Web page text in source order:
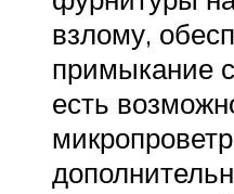
взлому,
примыкание
есть